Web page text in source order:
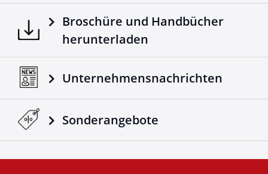
Broschüre und Handbücher
herunterladen
Unternehmensnachrichten
Sonderangebote